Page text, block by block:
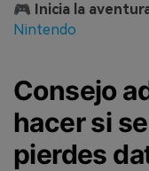
🎮 Inicia la
Nintendo
Consejo
hacer si
pierdes